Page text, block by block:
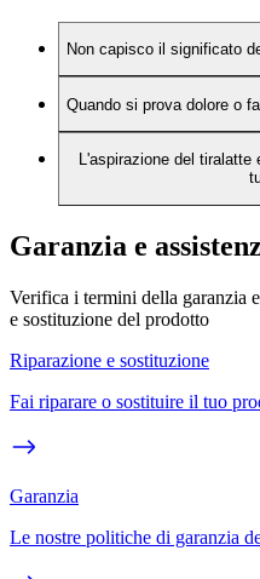
Non capisco il significato
Quando si prova dolore o
L'aspirazione del tiralatte
Garanzia e
Verifica i termini della garanzia
e sostituzione del prodotto
Riparazione e sostituzione
Fai riparare o sostituire il tuo
Garanzia
Le nostre politiche di garanzia